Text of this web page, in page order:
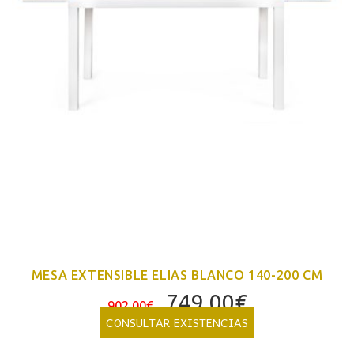
MESA EXTENSIBLE ELIAS BLANCO 140-200 CM
902,00€
El
precio
original
749,00€El
precio
actual
CONSULTAR EXISTENCIAS